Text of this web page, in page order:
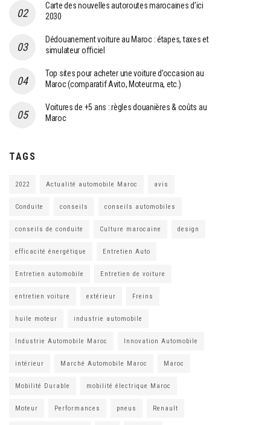
Carte des nouvelles autoroutes marocaines d’ici
2030
Dédouanement voiture au Maroc : étapes, taxes et
simulateur officiel
Top sites pour acheter une voiture d’occasion au
Maroc (comparatif Avito, Moteur.ma, etc.)
Voitures de +5 ans : règles douanières & coûts au
Maroc
TAGS
2022 Actualité automobile Maroc avis
Conduite conseils conseils automobiles
conseils de conduite Culture marocaine design
efficacité énergétique Entretien Auto
Entretien automobile Entretien de voiture
entretien voiture extérieur Freins
huile moteur industrie automobile
Industrie Automobile Maroc Innovation Automobile
intérieur Marché Automobile Maroc Maroc
Mobilité Durable mobilité électrique Maroc
Moteur Performances pneus Renault